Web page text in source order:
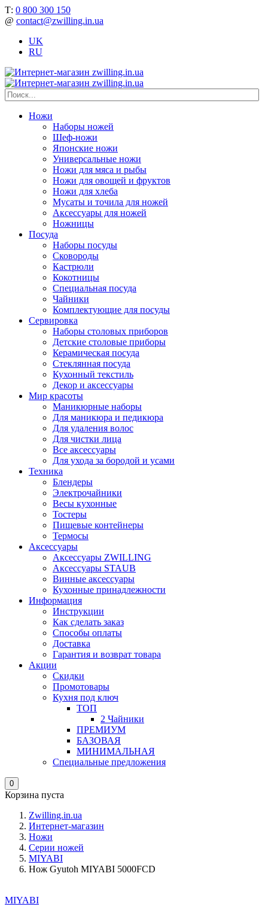
Т: 0 800 300 150
@ contact@zwilling.in.ua
UK
RU
Ножи
Наборы ножей
Шеф-ножи
Японские ножи
Универсальные ножи
Ножи для мяса и рыбы
Ножи для овощей и фруктов
Ножи для хлеба
Мусаты и точила для ножей
Аксессуары для ножей
Ножницы
Посуда
Наборы посуды
Сковороды
Кастрюли
Кокотницы
Специальная посуда
Чайники
Комплектующие для посуды
Сервировка
Наборы столовых приборов
Детские столовые приборы
Керамическая посуда
Стеклянная посуда
Кухонный текстиль
Декор и аксессуары
Мир красоты
Маникюрные наборы
Для маникюра и педикюра
Для удаления волос
Для чистки лица
Все аксессуары
Для ухода за бородой и усами
Техника
Блендеры
Электрочайники
Весы кухонные
Тостеры
Пищевые контейнеры
Термосы
Аксессуары
Аксессуары ZWILLING
Аксессуары STAUB
Винные аксессуары
Кухонные принадлежности
Информация
Инструкции
Как сделать заказ
Способы оплаты
Доставка
Гарантия и возврат товара
Акции
Скидки
Промотовары
Кухня под ключ
ТОП
2 Чайники
ПРЕМИУМ
БАЗОВАЯ
МИНИМАЛЬНАЯ
Специальные предложения
0
Корзина пуста
Zwilling.in.ua
Интернет-магазин
Ножи
Серии ножей
MIYABI
Нож Gyutoh MIYABI 5000FCD
MIYABI